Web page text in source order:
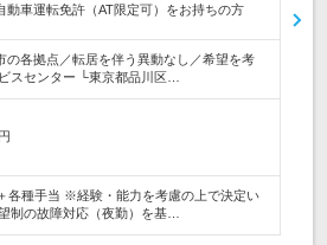
車運転免許（AT限定可）をお持ちの方
の各拠点／転居を伴う異動なし／希望を考
スセンター └東京都品川区…
各種手当 ※経験・能力を考慮の上で決定い
制の故障対応（夜勤）を基…